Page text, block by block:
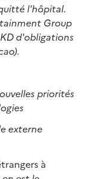
l'hôpital.
Group
d'obligations
priorités
externe
à